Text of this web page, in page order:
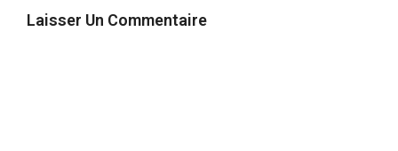
Laisser Un Commentaire